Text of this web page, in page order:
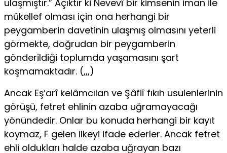
ulaşmıştır.” Açıktır ki Nevevî bir kimsenin iman ile
mükellef olması için ona herhangi bir
peygamberin davetinin ulaşmış olmasını yeterli
görmekte, doğrudan bir peygamberin
gönderildiği top­lumda yaşamasını şart
koşmamaktadır. (,,,)
Ancak Eş‘arî kelâmcılan ve Şâfiî fıkıh usulenlerinin
görüşü, fetret ehlinin azaba uğramayacağı
yönündedir. Onlar bu konuda herhangi bir kayıt
koymaz, F gelen ilkeyi ifade ederler. Ancak fetret
ehli oldukları halde azaba uğrayan bazı